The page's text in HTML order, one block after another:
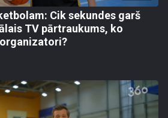
Cik sekundes garš
TV pārtraukums, ko